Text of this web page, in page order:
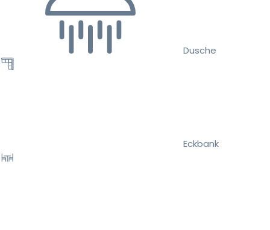
Dusche
Eckbank